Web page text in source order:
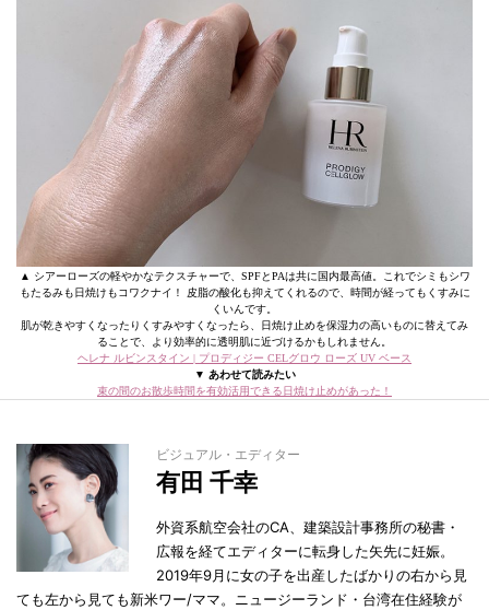
▲ シアーローズの軽やかなテクスチャーで、SPFとPAは共に国内最高値。これでシミもシワ
もたるみも日焼けもコワクナイ！ 皮脂の酸化も抑えてくれるので、時間が経ってもくすみに
くいんです。
肌が乾きやすくなったりくすみやすくなったら、日焼け止めを保湿力の高いものに替えてみ
ることで、より効率的に透明肌に近づけるかもしれません。
ヘレナ ルビンスタイン | プロディジー CELグロウ ローズ UV ベース
▼ あわせて読みたい
束の間のお散歩時間を有効活用できる日焼け止めがあった！
ビジュアル・エディター
有田 千幸
外資系航空会社のCA、建築設計事務所の秘書・
広報を経てエディターに転身した矢先に妊娠。
2019年9月に女の子を出産したばかりの右から見
ても左から見ても新米ワー/ママ。ニュージーランド・台湾在住経験が